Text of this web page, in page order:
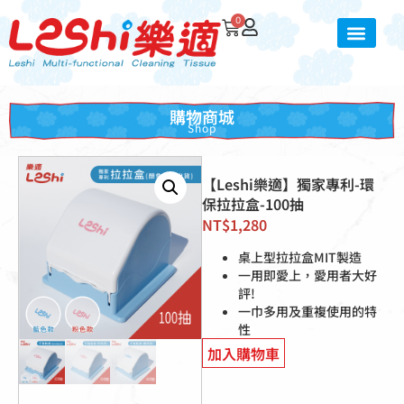
0
購物商城
Shop
【Leshi樂適】獨家專利-環
保拉拉盒-100抽
NT$1,280
桌上型拉拉盒MIT製造
一用即愛上，愛用者大好
評!
一巾多用及重複使用的特
性
加入購物車